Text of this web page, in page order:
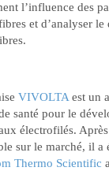
l’influence des
et d’analyser
VIVOLTA est un
santé pour le
électrofilés.
sur le marché, il a
Thermo Scientific